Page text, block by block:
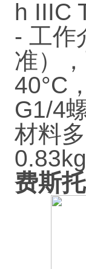
h IIIC
- 工作
准）
40°C
G1/4
材料
费斯